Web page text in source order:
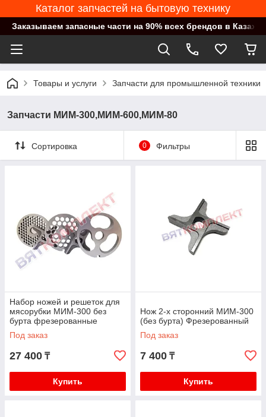
Каталог запчастей на бытовую технику
Заказываем запасные части на 90% всех брендов в
Товары и услуги Запчасти для промышленной техники
Запчасти МИМ-300,МИМ-600,МИМ-80
Сортировка 0 Фильтры
Набор ножей и решеток для
мясорубки МИМ-300 без
бурта фрезерованные
(инструментальная сталь)
Под заказ
27 400 ₸
Купить
Нож 2-х сторонний МИМ-300
(без бурта) Фрезерованный
Под заказ
7 400 ₸
Купить